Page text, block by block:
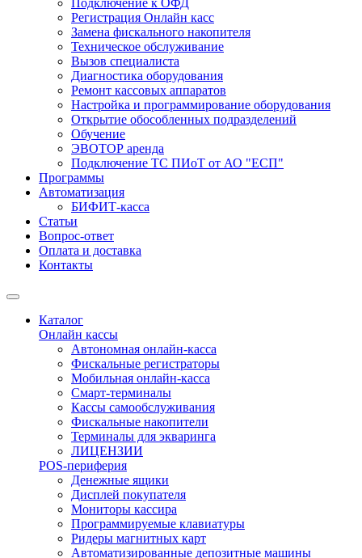
Подключение к ОФД
Регистрация Онлайн касс
Замена фискального накопителя
Техническое обслуживание
Вызов специалиста
Диагностика оборудования
Ремонт кассовых аппаратов
Настройка и программирование оборудования
Открытие обособленных подразделений
Обучение
ЭВОТОР аренда
Подключение ТС ПИоТ от АО "ЕСП"
Программы
Автоматизация
БИФИТ-касса
Статьи
Вопрос-ответ
Оплата и доставка
Контакты
Каталог
Онлайн кассы
Автономная онлайн-касса
Фискальные регистраторы
Мобильная онлайн-касса
Смарт-терминалы
Кассы самообслуживания
Фискальные накопители
Терминалы для экваринга
ЛИЦЕНЗИИ
POS-периферия
Денежные ящики
Дисплей покупателя
Мониторы кассира
Программируемые клавиатуры
Ридеры магнитных карт
Автоматизированные депозитные машины